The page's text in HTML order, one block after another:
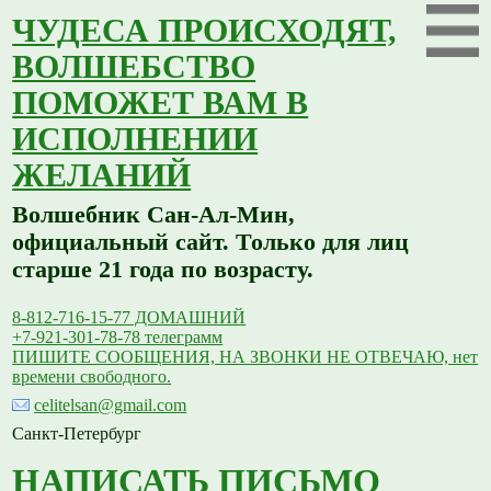
ЧУДЕСА ПРОИСХОДЯТ,
ВОЛШЕБСТВО
ПОМОЖЕТ ВАМ В
ИСПОЛНЕНИИ
ЖЕЛАНИЙ
Волшебник Сан-Ал-Мин,
официальный сайт. Только для лиц
старше 21 года по возрасту.
8-812-716-15-77 ДОМАШНИЙ
+7-921-301-78-78 телеграмм
ПИШИТЕ СООБЩЕНИЯ, НА ЗВОНКИ НЕ ОТВЕЧАЮ, нет
времени свободного.
celitelsan@gmail.com
Санкт-Петербург
НАПИСАТЬ ПИСЬМО